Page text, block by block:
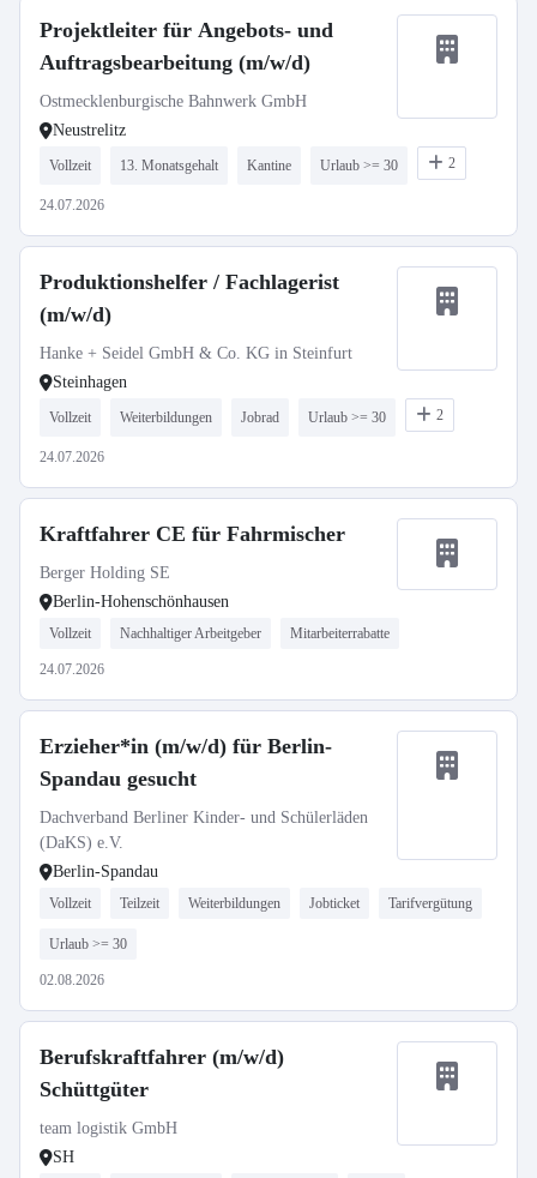
Projektleiter für Angebots- und
Auftragsbearbeitung (m/w/d)
Ostmecklenburgische Bahnwerk GmbH
Neustrelitz
Vollzeit 13. Monatsgehalt Kantine Urlaub >= 30 2
24.07.2026
Produktionshelfer / Fachlagerist
(m/w/d)
Hanke + Seidel GmbH & Co. KG in Steinfurt
Steinhagen
Vollzeit Weiterbildungen Jobrad Urlaub >= 30 2
24.07.2026
Kraftfahrer CE für Fahrmischer
Berger Holding SE
Berlin-Hohenschönhausen
Vollzeit Nachhaltiger Arbeitgeber Mitarbeiterrabatte
24.07.2026
Erzieher*in (m/w/d) für Berlin-
Spandau gesucht
Dachverband Berliner Kinder- und Schülerläden
(DaKS) e.V.
Berlin-Spandau
Vollzeit Teilzeit Weiterbildungen Jobticket Tarifvergütung
Urlaub >= 30
02.08.2026
Berufskraftfahrer (m/w/d)
Schüttgüter
team logistik GmbH
SH